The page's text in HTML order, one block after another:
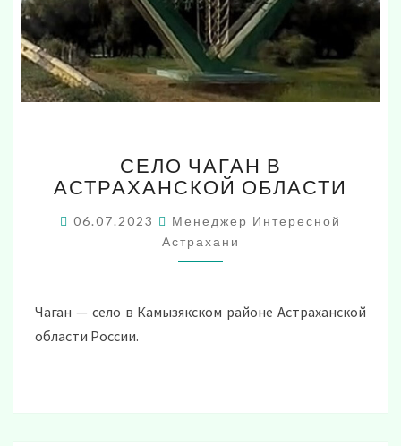
ЧАГАН
В
ОБЛАСТИ
СЕЛО ЧАГАН В
АСТРАХАНСКОЙ ОБЛАСТИ
06.07.2023
Менеджер Интересной
Астрахани
Чаган — село в Камызякском районе Астраханской
области России.